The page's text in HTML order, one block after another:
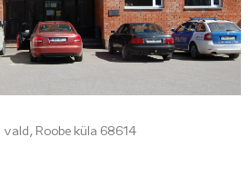
Roobe küla 68614